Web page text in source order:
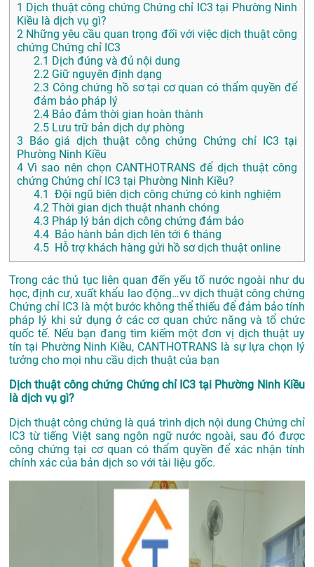
1 Dịch thuật công chứng Chứng chỉ IC3 tại Phường Ninh
Kiều là dịch vụ gì?
2 Những yêu cầu quan trọng đối với việc dịch thuật công
chứng Chứng chỉ IC3
2.1 Dịch đúng và đủ nội dung
2.2 Giữ nguyên định dạng
2.3 Công chứng hồ sơ tại cơ quan có thẩm quyền để
đảm bảo pháp lý
2.4 Bảo đảm thời gian hoàn thành
2.5 Lưu trữ bản dịch dự phòng
3 Báo giá dịch thuật công chứng Chứng chỉ IC3 tại
Phường Ninh Kiều
4 Vì sao nên chọn CANTHOTRANS để dịch thuật công
chứng Chứng chỉ IC3 tại Phường Ninh Kiều?
4.1
Đội ngũ biên dịch công chứng có kinh nghiệm
4.2 Thời gian dịch thuật nhanh chóng
4.3 Pháp lý bản dịch công chứng đảm bảo
4.4 Bảo hành bản dịch lên tới 6 tháng
4.5 Hỗ trợ khách hàng gửi hồ sơ dịch thuật online
Trong các thủ tục liên quan đến yếu tố nước ngoài như du
học, định cư, xuất khẩu lao động…vv dịch thuật công chứng
Chứng chỉ IC3 là một bước không thể thiếu để đảm bảo tính
pháp lý khi sử dụng ở các cơ quan chức năng và tổ chức
quốc tế. Nếu bạn đang tìm kiếm một đơn vị dịch thuật uy
tín tại Phường Ninh Kiều, CANTHOTRANS là sự lựa chọn lý
tưởng cho mọi nhu cầu dịch thuật của bạn
Dịch thuật công chứng Chứng chỉ IC3 tại Phường Ninh Kiều
là dịch vụ gì?
Dịch thuật công chứng là quá trình dịch nội dung Chứng chỉ
IC3 từ tiếng Việt sang ngôn ngữ nước ngoài, sau đó được
công chứng tại cơ quan có thẩm quyền để xác nhận tính
chính xác của bản dịch so với tài liệu gốc.